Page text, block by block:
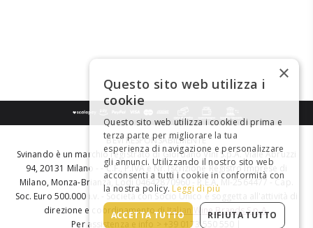
BEVI RESPONSABILMENTE
Svinando è un marchio registrato di Giordano Vini S.p.A. Viale Abruzzi
94, 20131 Milano - - C.F., P.IVA e Nr. Iscrizione Registro Imprese di
Milano, Monza-Brianza, Lodi 04642870960 - R.E.A. MI-2564477 - Cap.
Soc. Euro 500.000 i.v. - Società con Socio Unico e soggetta all'attività di
direzione e coordinamento diItalian Wine Brands S.p.A.
Per assistenza e info > +39 0173 550 550 |
×
Questo sito web utilizza i
cookie
Questo sito web utilizza i cookie di prima e
terza parte per migliorare la tua
esperienza di navigazione e personalizzare
gli annunci. Utilizzando il nostro sito web
acconsenti a tutti i cookie in conformità con
la nostra policy. Leggi di più
ACCETTA TUTTO RIFIUTA TUTTO